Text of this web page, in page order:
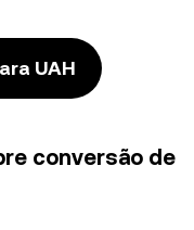
UAH
conversão de